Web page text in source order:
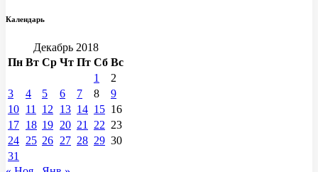
Календарь
Декабрь 2018
Пн Вт Ср Чт Пт Сб Вс
1
2
3
4 5 6 7 8
9
10 11 12 13 14 15 16
17 18 19 20 21 22 23
24 25 26 27 28 29 30
31